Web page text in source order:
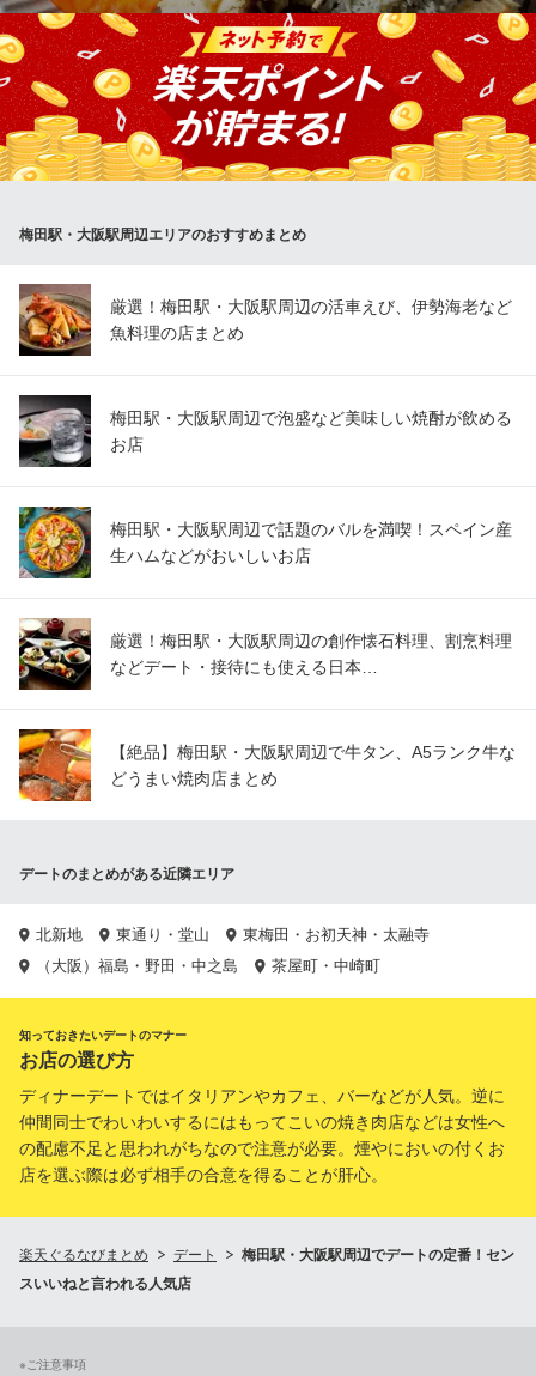
大阪府大阪市北区大深町5-54 グラングリーン大阪南館1F
迷ったらまずはこれ！肉・魚・野菜をバランスよく盛り込んだ9種
の前菜盛り合わせ。味もボリュームも大満足の、ENTRATA自慢の
一皿です。
肉とハーブ トラットリア ENTRATA 茶屋町
大阪府大阪市北区芝田1-7-2 阪急かっぱ横丁1F
梅田駅・大阪駅周辺エリアのおすすめまとめ
厳選！梅田駅・大阪駅周辺の活車えび、伊勢海老など
魚料理の店まとめ
梅田駅・大阪駅周辺で泡盛など美味しい焼酎が飲める
お店
梅田駅・大阪駅周辺で話題のバルを満喫！スペイン産
生ハムなどがおいしいお店
厳選！梅田駅・大阪駅周辺の創作懐石料理、割烹料理
などデート・接待にも使える日本…
【絶品】梅田駅・大阪駅周辺で牛タン、A5ランク牛な
どうまい焼肉店まとめ
デートのまとめがある近隣エリア
北新地 東通り・堂山
東梅田・お初天神・太融寺
（大阪）福島・野田・中之島
茶屋町・中崎町
知っておきたいデートのマナー
お店の選び方
ディナーデートではイタリアンやカフェ、バーなどが人気。逆に
仲間同士でわいわいするにはもってこいの焼き肉店などは女性へ
の配慮不足と思われがちなので注意が必要。煙やにおいの付くお
店を選ぶ際は必ず相手の合意を得ることが肝心。
楽天ぐるなびまとめ デート
梅田駅・大阪駅周辺でデートの定番！セン
スいいねと言われる人気店
※ご注意事項